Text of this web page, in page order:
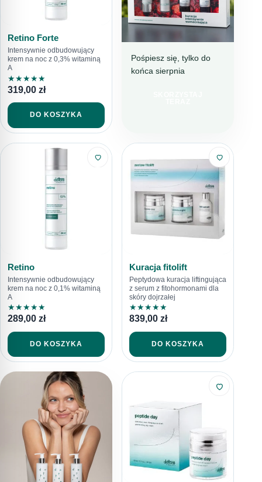
Retino Forte
Intensywnie odbudowujący
krem na noc z 0,3% witaminą
A
★★★★★
319,00 zł
DO KOSZYKA
BESTSELLEROWA
Pośpiesz się, tylko do
końca sierpnia
Retino
Intensywnie odbudowujący
krem na noc z 0,1% witaminą
A
★★★★★
289,00 zł
DO KOSZYKA
Kuracja fitolift
Peptydowa kuracja liftingująca
z serum z fitohormonami dla
skóry dojrzałej
★★★★★
839,00 zł
DO KOSZYKA